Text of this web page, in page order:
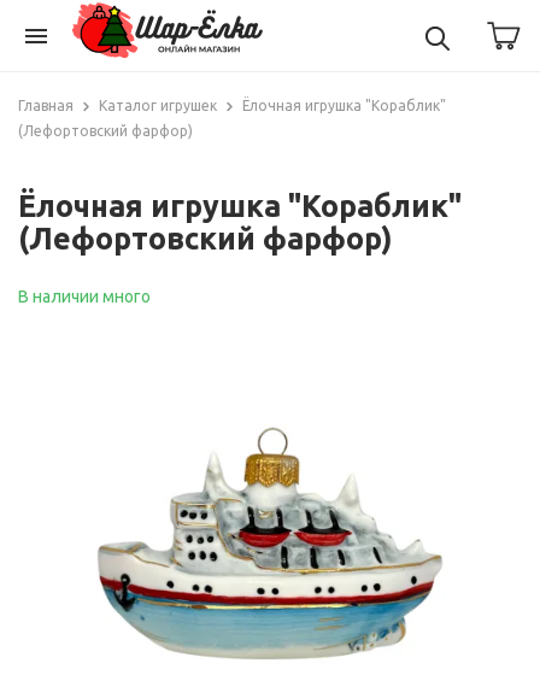
menu
Главная Каталог игрушек
Ёлочная игрушка "Кораблик"
(Лефортовский фарфор)
Ёлочная игрушка "Кораблик"
(Лефортовский фарфор)
В наличии много